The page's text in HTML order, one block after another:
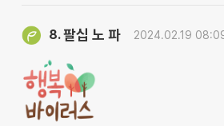
8.팔십 노 파 2024.02.19